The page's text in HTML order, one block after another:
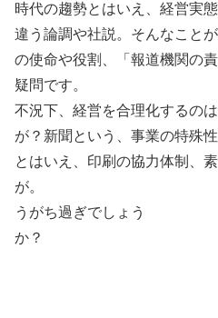
時代の趨勢とはいえ、経営実
違う論調や社説。そんなこと
の使命や役割、「報道機関の
疑問です。
不況下、経営を合理化するの
が？新聞という、事業の特殊
とはいえ、印刷の協力体制、
が。
うがち過ぎでしょう
か